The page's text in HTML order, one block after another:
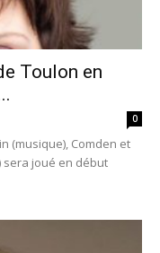
Toulon en
0
(musique), Comden et
sera joué en début